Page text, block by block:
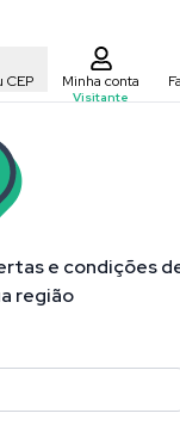
CEP
e condições
região
Minha conta
Visitante
Cricut